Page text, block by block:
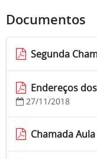
Documentos
Segunda
Endereços
27/11/2018
Chamada